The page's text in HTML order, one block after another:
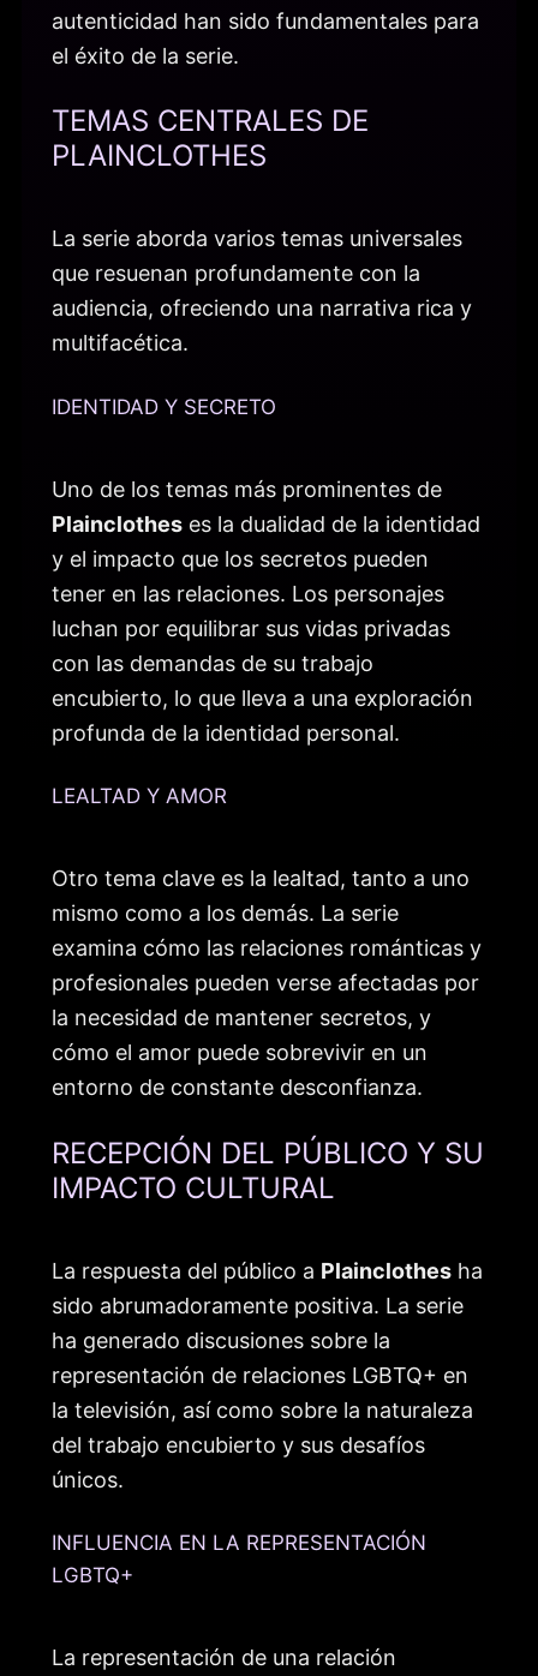
autenticidad han sido fundamentales para
el éxito de la serie.
TEMAS CENTRALES DE
PLAINCLOTHES
La serie aborda varios temas universales
que resuenan profundamente con la
audiencia, ofreciendo una narrativa rica y
multifacética.
IDENTIDAD Y SECRETO
Uno de los temas más prominentes de
Plainclothes es la dualidad de la identidad
y el impacto que los secretos pueden
tener en las relaciones. Los personajes
luchan por equilibrar sus vidas privadas
con las demandas de su trabajo
encubierto, lo que lleva a una exploración
profunda de la identidad personal.
LEALTAD Y AMOR
Otro tema clave es la lealtad, tanto a uno
mismo como a los demás. La serie
examina cómo las relaciones románticas y
profesionales pueden verse afectadas por
la necesidad de mantener secretos, y
cómo el amor puede sobrevivir en un
entorno de constante desconfianza.
RECEPCIÓN DEL PÚBLICO Y SU
IMPACTO CULTURAL
La respuesta del público a Plainclothes ha
sido abrumadoramente positiva. La serie
ha generado discusiones sobre la
representación de relaciones LGBTQ+ en
la televisión, así como sobre la naturaleza
del trabajo encubierto y sus desafíos
únicos.
INFLUENCIA EN LA REPRESENTACIÓN
LGBTQ+
La representación de una relación